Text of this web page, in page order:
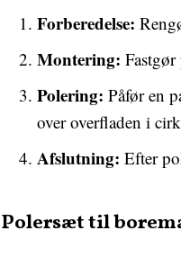
Forberedelse:
Montering:
Polering: Påfør en
over overfladen i
Afslutning: Efter
Polersæt til